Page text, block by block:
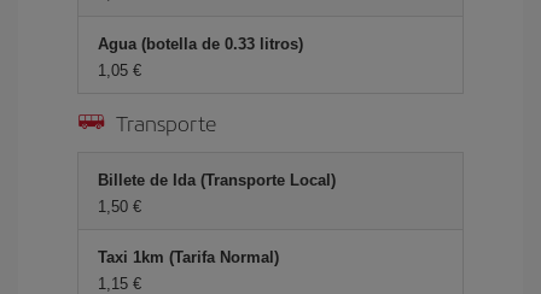
Agua (botella de 0.33 litros)
1,05 €
Transporte
Billete de Ida (Transporte Local)
1,50 €
Taxi 1km (Tarifa Normal)
1,15 €